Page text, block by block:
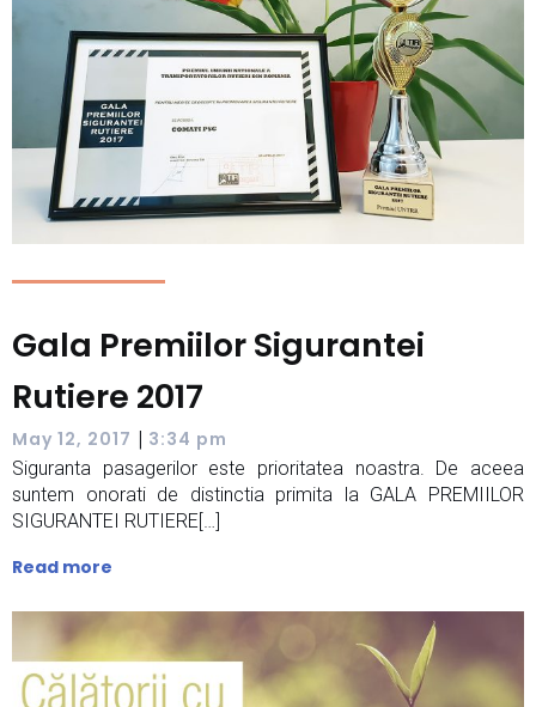
Gala Premiilor Sigurantei
Rutiere 2017
May 12, 2017 | 3:34 pm
Siguranta pasagerilor este prioritatea noastra. De aceea
suntem onorati de distinctia primita la GALA PREMIILOR
SIGURANTEI RUTIERE[…]
Read more